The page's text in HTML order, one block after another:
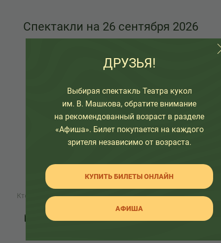
Спектакли на 26 сентября 2026
0+
«Не садись на пенек, не ешь
пирожок»
Кто же спрятался в коробе с пирожками?
26 сентября 2026 КУПИТЬ БИЛЕТЫ
ДРУЗЬЯ!
Выбирая спектакль Театра кукол
им. В. Машкова, обратите внимание
на рекомендованный возраст в разделе
«Афиша». Билет покупается на каждого
зрителя независимо от возраста.
КУПИТЬ БИЛЕТЫ ОНЛАЙН
АФИША